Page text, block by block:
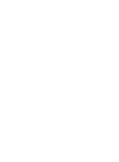
Kianga hral
Salah
fanúšikovia